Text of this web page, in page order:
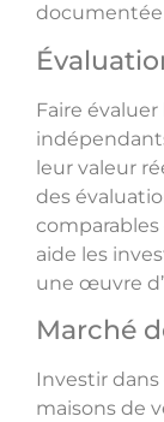
documentée
Faire
leur valeur
des
comparables
aide les
une œuvre
Marché
Investir dans
maisons de